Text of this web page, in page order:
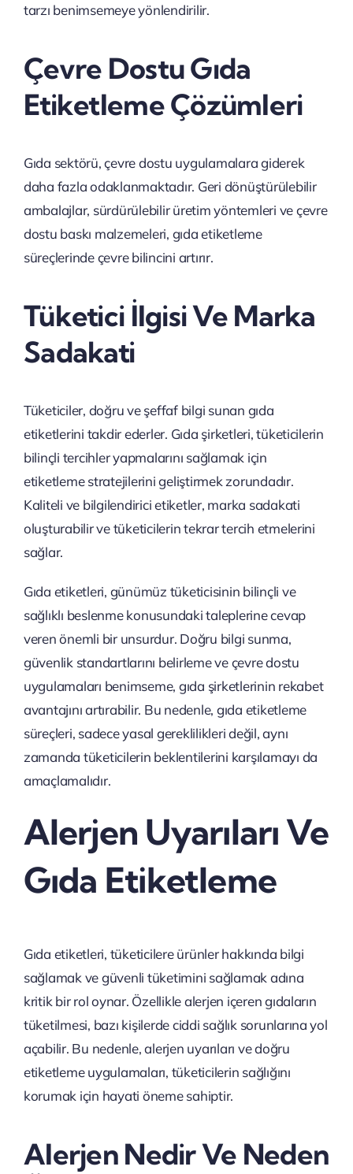
tarzı benimsemeye yönlendirilir.
Çevre Dostu Gıda
Etiketleme Çözümleri
Gıda sektörü, çevre dostu uygulamalara giderek
daha fazla odaklanmaktadır. Geri dönüştürülebilir
ambalajlar, sürdürülebilir üretim yöntemleri ve çevre
dostu baskı malzemeleri, gıda etiketleme
süreçlerinde çevre bilincini artırır.
Tüketici İlgisi Ve Marka
Sadakati
Tüketiciler, doğru ve şeffaf bilgi sunan gıda
etiketlerini takdir ederler. Gıda şirketleri, tüketicilerin
bilinçli tercihler yapmalarını sağlamak için
etiketleme stratejilerini geliştirmek zorundadır.
Kaliteli ve bilgilendirici etiketler, marka sadakati
oluşturabilir ve tüketicilerin tekrar tercih etmelerini
sağlar.
Gıda etiketleri, günümüz tüketicisinin bilinçli ve
sağlıklı beslenme konusundaki taleplerine cevap
veren önemli bir unsurdur. Doğru bilgi sunma,
güvenlik standartlarını belirleme ve çevre dostu
uygulamaları benimseme, gıda şirketlerinin rekabet
avantajını artırabilir. Bu nedenle, gıda etiketleme
süreçleri, sadece yasal gereklilikleri değil, aynı
zamanda tüketicilerin beklentilerini karşılamayı da
amaçlamalıdır.
Alerjen Uyarıları Ve
Gıda Etiketleme
Gıda etiketleri, tüketicilere ürünler hakkında bilgi
sağlamak ve güvenli tüketimini sağlamak adına
kritik bir rol oynar. Özellikle alerjen içeren gıdaların
tüketilmesi, bazı kişilerde ciddi sağlık sorunlarına yol
açabilir. Bu nedenle, alerjen uyarıları ve doğru
etiketleme uygulamaları, tüketicilerin sağlığını
korumak için hayati öneme sahiptir.
Alerjen Nedir Ve Neden